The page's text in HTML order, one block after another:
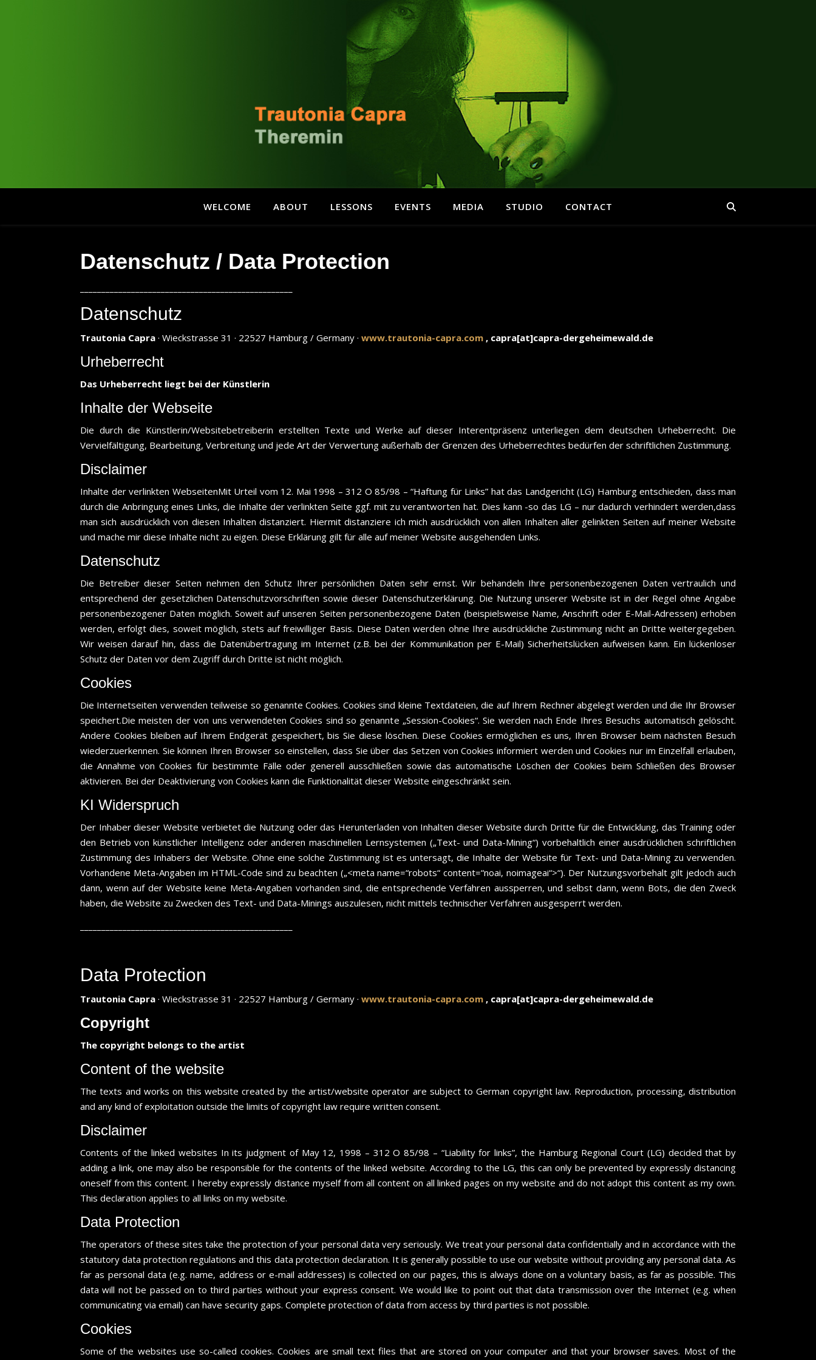
WELCOME ABOUT LESSONS EVENTS MEDIA STUDIO CONTACT
Datenschutz / Data Protection
Datenschutz
Trautonia Capra · Wieckstrasse 31 · 22527 Hamburg / Germany · www.trautonia-capra.com , capra[at]capra-dergeheimewald.de
Urheberrecht
Das Urheberrecht liegt bei der Künstlerin
Inhalte der Webseite
Die durch die Künstlerin/Websitebetreiberin erstellten Texte und Werke auf dieser Interentpräsenz unterliegen dem deutschen Urheberrecht. Die
Vervielfältigung, Bearbeitung, Verbreitung und jede Art der Verwertung außerhalb der Grenzen des Urheberrechtes bedürfen der schriftlichen Zustimmung.
Disclaimer
Inhalte der verlinkten WebseitenMit Urteil vom 12. Mai 1998 – 312 O 85/98 – “Haftung für Links” hat das Landgericht (LG) Hamburg entschieden, dass man
durch die Anbringung eines Links, die Inhalte der verlinkten Seite ggf. mit zu verantworten hat. Dies kann -so das LG – nur dadurch verhindert werden,dass
man sich ausdrücklich von diesen Inhalten distanziert. Hiermit distanziere ich mich ausdrücklich von allen Inhalten aller gelinkten Seiten auf meiner Website
und mache mir diese Inhalte nicht zu eigen. Diese Erklärung gilt für alle auf meiner Website ausgehenden Links.
Datenschutz
Die Betreiber dieser Seiten nehmen den Schutz Ihrer persönlichen Daten sehr ernst. Wir behandeln Ihre personenbezogenen Daten vertraulich und
entsprechend der gesetzlichen Datenschutzvorschriften sowie dieser Datenschutzerklärung. Die Nutzung unserer Website ist in der Regel ohne Angabe
personenbezogener Daten möglich. Soweit auf unseren Seiten personenbezogene Daten (beispielsweise Name, Anschrift oder E-Mail-Adressen) erhoben
werden, erfolgt dies, soweit möglich, stets auf freiwilliger Basis. Diese Daten werden ohne Ihre ausdrückliche Zustimmung nicht an Dritte weitergegeben.
Wir weisen darauf hin, dass die Datenübertragung im Internet (z.B. bei der Kommunikation per E-Mail) Sicherheitslücken aufweisen kann. Ein lückenloser
Schutz der Daten vor dem Zugriff durch Dritte ist nicht möglich.
Cookies
Die Internetseiten verwenden teilweise so genannte Cookies. Cookies sind kleine Textdateien, die auf Ihrem Rechner abgelegt werden und die Ihr Browser
speichert.Die meisten der von uns verwendeten Cookies sind so genannte „Session-Cookies“. Sie werden nach Ende Ihres Besuchs automatisch gelöscht.
Andere Cookies bleiben auf Ihrem Endgerät gespeichert, bis Sie diese löschen. Diese Cookies ermöglichen es uns, Ihren Browser beim nächsten Besuch
wiederzuerkennen. Sie können Ihren Browser so einstellen, dass Sie über das Setzen von Cookies informiert werden und Cookies nur im Einzelfall erlauben,
die Annahme von Cookies für bestimmte Fälle oder generell ausschließen sowie das automatische Löschen der Cookies beim Schließen des Browser
aktivieren. Bei der Deaktivierung von Cookies kann die Funktionalität dieser Website eingeschränkt sein.
KI Widerspruch
Der Inhaber dieser Website verbietet die Nutzung oder das Herunterladen von Inhalten dieser Website durch Dritte für die Entwicklung, das Training oder
den Betrieb von künstlicher Intelligenz oder anderen maschinellen Lernsystemen („Text- und Data-Mining“) vorbehaltlich einer ausdrücklichen schriftlichen
Zustimmung des Inhabers der Website. Ohne eine solche Zustimmung ist es untersagt, die Inhalte der Website für Text- und Data-Mining zu verwenden.
Vorhandene Meta-Angaben im HTML-Code sind zu beachten („<meta name=“robots“ content=“noai, noimageai“>“). Der Nutzungsvorbehalt gilt jedoch auch
dann, wenn auf der Website keine Meta-Angaben vorhanden sind, die entsprechende Verfahren aussperren, und selbst dann, wenn Bots, die den Zweck
haben, die Website zu Zwecken des Text- und Data-Minings auszulesen, nicht mittels technischer Verfahren ausgesperrt werden.
Data Protection
Trautonia Capra · Wieckstrasse 31 · 22527 Hamburg / Germany · www.trautonia-capra.com , capra[at]capra-dergeheimewald.de
Copyright
The copyright belongs to the artist
Content of the website
The texts and works on this website created by the artist/website operator are subject to German copyright law. Reproduction, processing, distribution
and any kind of exploitation outside the limits of copyright law require written consent.
Disclaimer
Contents of the linked websites In its judgment of May 12, 1998 – 312 O 85/98 – “Liability for links”, the Hamburg Regional Court (LG) decided that by
adding a link, one may also be responsible for the contents of the linked website. According to the LG, this can only be prevented by expressly distancing
oneself from this content. I hereby expressly distance myself from all content on all linked pages on my website and do not adopt this content as my own.
This declaration applies to all links on my website.
Data Protection
The operators of these sites take the protection of your personal data very seriously. We treat your personal data confidentially and in accordance with the
statutory data protection regulations and this data protection declaration. It is generally possible to use our website without providing any personal data. As
far as personal data (e.g. name, address or e-mail addresses) is collected on our pages, this is always done on a voluntary basis, as far as possible. This
data will not be passed on to third parties without your express consent. We would like to point out that data transmission over the Internet (e.g. when
communicating via email) can have security gaps. Complete protection of data from access by third parties is not possible.
Cookies
Some of the websites use so-called cookies. Cookies are small text files that are stored on your computer and that your browser saves. Most of the